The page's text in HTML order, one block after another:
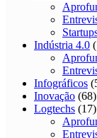
Indústria 4.0
Infográficos
Inovação (68)
Logtechs (17)